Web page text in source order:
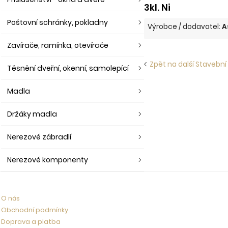
3kl. Ni
Výrobce / dodavatel:
Zpět na další
Poštovní schránky, pokladny
Zavírače, ramínka, otevírače
Těsnění dveřní, okenní, samolepící
Madla
Držáky madla
Nerezové zábradlí
Nerezové komponenty
O nás
Obchodní podmínky
Doprava a platba